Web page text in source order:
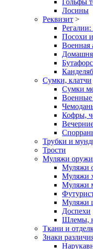
Гольфы
Лосины
Реквизит >
Регалии:
Посохи
Военная
Сумки, клатчи
Сумки
Кофры,
Трубки и
Трости
Муляжи
Муляжи
Муляжи
Муляжи
Муляжи
Доспехи
Шлемы,
Ткани и
Знаки